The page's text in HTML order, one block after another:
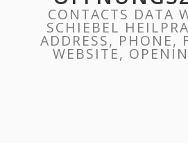
CONTACTS DATA
SCHIEBEL
ADDRESS, PHONE,
WEBSITE,